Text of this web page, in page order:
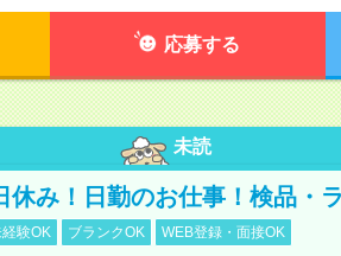
応募する
未読
休み！日勤のお仕事！検品・
験OK ブランクOK WEB登録・面接OK